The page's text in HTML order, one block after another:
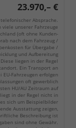
23.970,– €
Absprache.
unserer Fahrzeuge
(oft ohne Kunden-
nach dem Fahrzeug /
für Übergabe /
und Aufbereitung
liegen in der Regel
Ein Transport an
Fahrzeugen erfolgen
oft gewerblich
HU/AU Zeitraum auf
in der Regel nicht in
sich um Beispielbilder
Ausstattung zeigen,
Beschreibung ist
sind ohne Gewähr.